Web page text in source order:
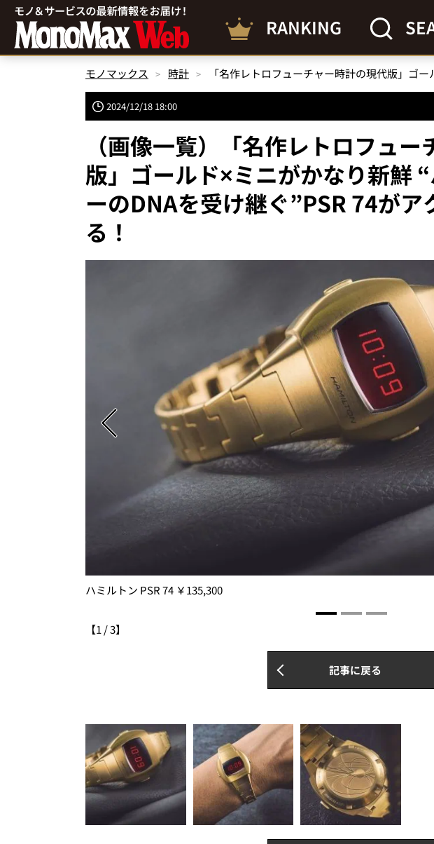
RANKING
モノマックス 時計
2024/12/18 18:00
（画像一覧）「名作レトロフュ
版」ゴールド×ミニがかなり新鮮
ーのDNAを受け継ぐ”PSR 74がア
る！
ハミルトン PSR 74 ￥135,300
【1 /3】
記事に戻る